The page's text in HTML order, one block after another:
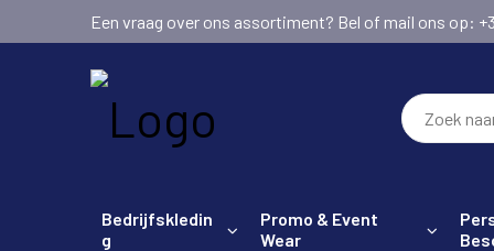
Een vraag over ons assortiment? Bel of mail ons op:
Bedrijfskledin
g
Promo & Event
Wear